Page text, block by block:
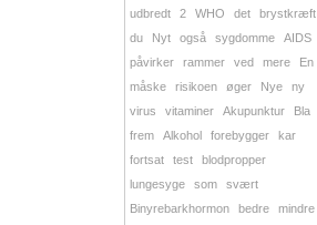
udbredt
2 WHO det
brystkræft
du
Nyt også sygdomme
AIDS
påvirker
rammer ved mere
En
måske
risikoen øger Nye
ny
virus
vitaminer Akupunktur
Bla
frem
Alkohol forebygger
kar
fortsat
test
blodpropper
lungesyge
som
svært
Binyrebarkhormon
bedre
mindre